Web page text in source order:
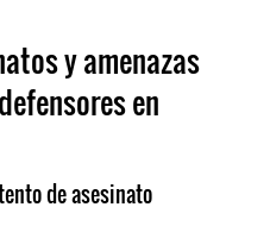
y amenazas
en
de asesinato